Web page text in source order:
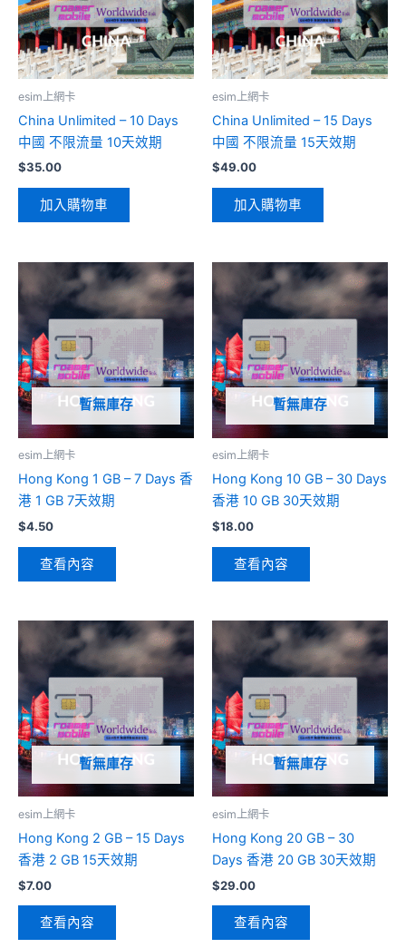
esim上網卡
China Unlimited – 10 Days
中國 不限流量 10天效期
$35.00
加入購物車
esim上網卡
China Unlimited – 15 Days
中國 不限流量 15天效期
$49.00
加入購物車
暫無庫存
esim上網卡
Hong Kong 1 GB – 7 Days 香
港 1 GB 7天效期
$4.50
查看內容
暫無庫存
esim上網卡
Hong Kong 10 GB – 30 Days
香港 10 GB 30天效期
$18.00
查看內容
暫無庫存
esim上網卡
Hong Kong 2 GB – 15 Days
香港 2 GB 15天效期
$7.00
查看內容
暫無庫存
esim上網卡
Hong Kong 20 GB – 30
Days 香港 20 GB 30天效期
$29.00
查看內容